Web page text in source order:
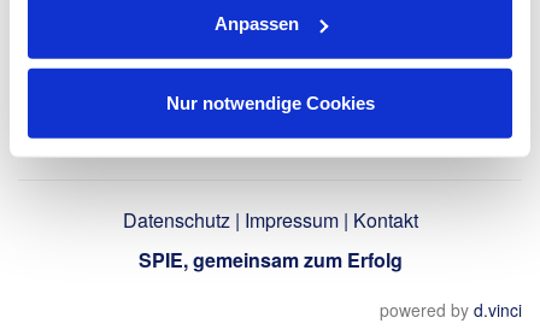
Anpassen
Nur notwendige Cookies
Datenschutz| Impressum| Kontakt
SPIE, gemeinsam zum Erfolg
powered by d.vinci